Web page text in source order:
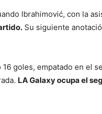
Ibrahimović, con la
Su siguiente
goles, empatado en el
LA Galaxy ocupa el